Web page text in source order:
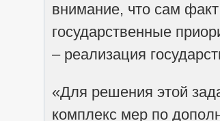
внимание, что сам
государственные
– реализация
«Для решения этой
комплекс мер по